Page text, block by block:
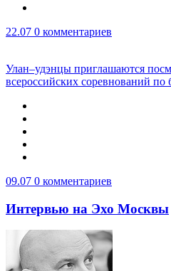
22.07 0 комментариев
Улан–удэнцы приглашаются
всероссийских соревнований по
09.07 0 комментариев
Интервью на Эхо Москвы